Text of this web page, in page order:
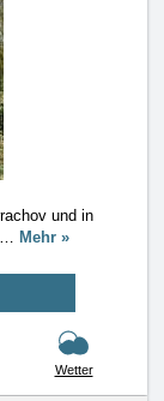
und in
… Mehr »
Wetter